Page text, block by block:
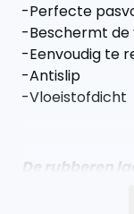
-Perfecte
-Beschermt de
-Eenvoudig te
-Antislip
-Vloeistofdicht
De rubberen